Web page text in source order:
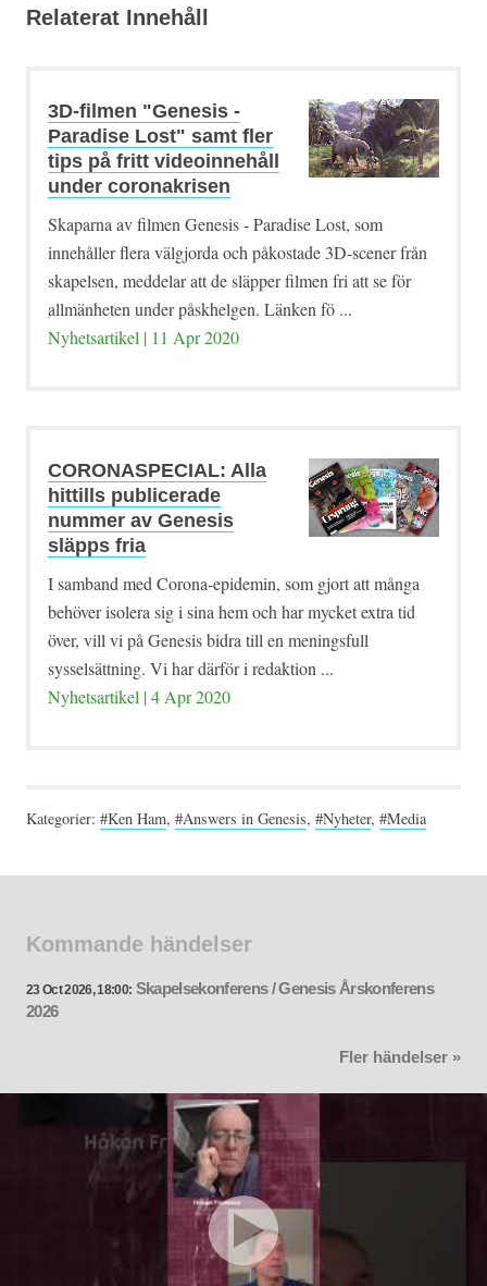
Relaterat Innehåll
3D-filmen "Genesis -
Paradise Lost" samt fler
tips på fritt videoinnehåll
under coronakrisen
Skaparna av filmen Genesis - Paradise Lost, som
innehåller flera välgjorda och påkostade 3D-scener från
skapelsen, meddelar att de släpper filmen fri att se för
allmänheten under påskhelgen. Länken fö ...
Nyhetsartikel | 11 Apr 2020
CORONASPECIAL: Alla
hittills publicerade
nummer av Genesis
släpps fria
I samband med Corona-epidemin, som gjort att många
behöver isolera sig i sina hem och har mycket extra tid
över, vill vi på Genesis bidra till en meningsfull
sysselsättning. Vi har därför i redaktion ...
Nyhetsartikel | 4 Apr 2020
Kategorier: #Ken Ham, #Answers in Genesis, #Nyheter, #Media
Kommande händelser
23 Oct 2026, 18:00: Skapelsekonferens / Genesis Årskonferens
2026
Fler händelser »